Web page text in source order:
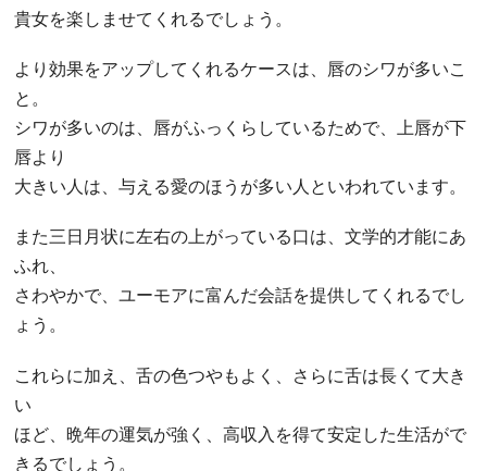
貴女を楽しませてくれるでしょう。
より効果をアップしてくれるケースは、唇のシワが多いこ
と。
シワが多いのは、唇がふっくらしているためで、上唇が下
唇より
大きい人は、与える愛のほうが多い人といわれています。
また三日月状に左右の上がっている口は、文学的才能にあ
ふれ、
さわやかで、ユーモアに富んだ会話を提供してくれるでし
ょう。
これらに加え、舌の色つやもよく、さらに舌は長くて大き
い
ほど、晩年の運気が強く、高収入を得て安定した生活がで
きるでしょう。